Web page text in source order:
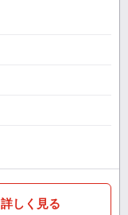
詳しく見る